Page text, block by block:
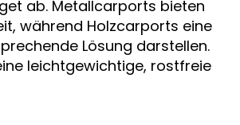
ab. Metallcarports bieten
während Holzcarports eine
Lösung darstellen.
leichtgewichtige, rostfreie